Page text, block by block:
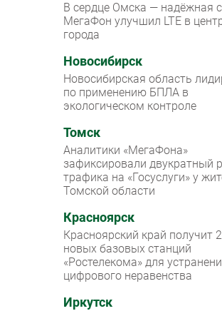
Аналитика
Интервью
Мероприятия
Проекты
IT класс
Тестовый стенд
Каталог компаний
В сердце Омска — надёжная
МегаФон улучшил LTE в
города
Новосибирск
Новосибирская область
по применению БПЛА в
экологическом контроле
Томск
Аналитики «МегаФона»
зафиксировали двукратный
трафика на «Госуслуги» у
Томской области
Красноярск
Красноярский край получит
новых базовых станций
«Ростелекома» для
цифрового неравенства
Иркутск